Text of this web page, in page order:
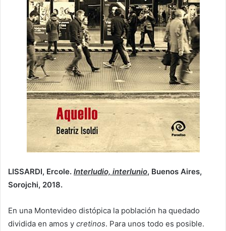
LISSARDI, Ercole. Interludio, interlunio, Buenos Aires,
Sorojchi, 2018.
En una Montevideo distópica la población ha quedado
dividida en amos y cretinos. Para unos todo es posible.